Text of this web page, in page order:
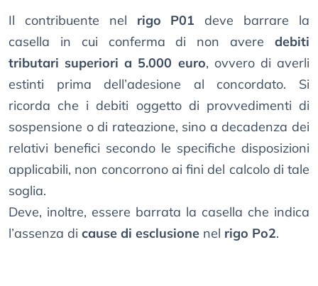
Il contribuente nel rigo P01 deve barrare la
casella in cui conferma di non avere debiti
tributari superiori a 5.000 euro, ovvero di averli
estinti prima dell’adesione al concordato. Si
ricorda che i debiti oggetto di provvedimenti di
sospensione o di rateazione, sino a decadenza dei
relativi benefici secondo le specifiche disposizioni
applicabili, non concorrono ai fini del calcolo di tale
soglia.
Deve, inoltre, essere barrata la casella che indica
l’assenza di cause di esclusione nel rigo Po2.